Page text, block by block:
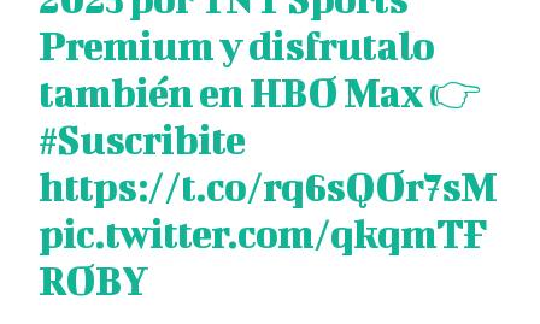
Premium y disfrutalo
también en HBO Max 👉
#Suscribite
https://t.co/rq6sQOr7sM
pic.twitter.com/qkqmTF
ROBY